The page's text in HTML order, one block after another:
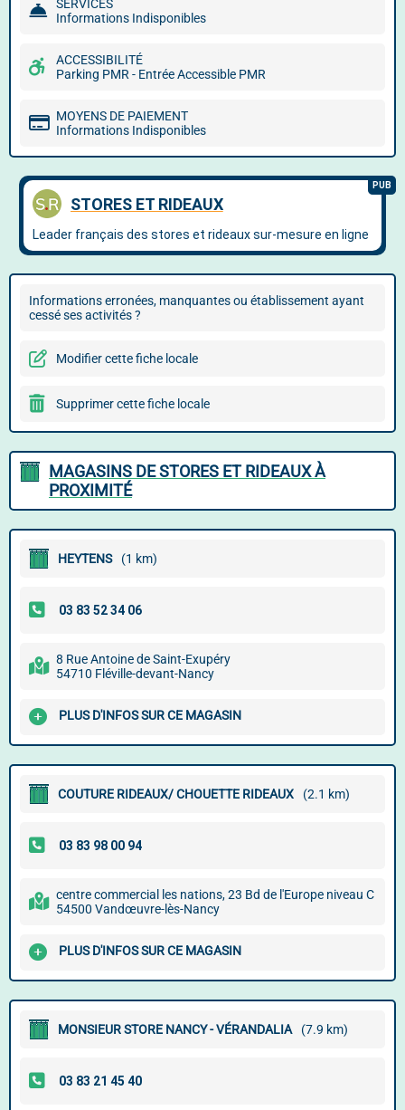
SERVICES
Informations Indisponibles
ACCESSIBILITÉ
Parking PMR - Entrée Accessible PMR
MOYENS DE PAIEMENT
Informations Indisponibles
Informations erronées, manquantes ou établissement ayant
cessé ses activités ?
Modifier cette fiche locale
Supprimer cette fiche locale
MAGASINS DE STORES ET RIDEAUX À
PROXIMITÉ
HEYTENS (1 km)
8 Rue Antoine de Saint-Exupéry
54710 Fléville-devant-Nancy
PLUS D'INFOS SUR CE MAGASIN
COUTURE RIDEAUX/ CHOUETTE RIDEAUX (2.1 km)
centre commercial les nations, 23 Bd de l'Europe niveau C
54500 Vandœuvre-lès-Nancy
PLUS D'INFOS SUR CE MAGASIN
MONSIEUR STORE NANCY - VÉRANDALIA (7.9 km)